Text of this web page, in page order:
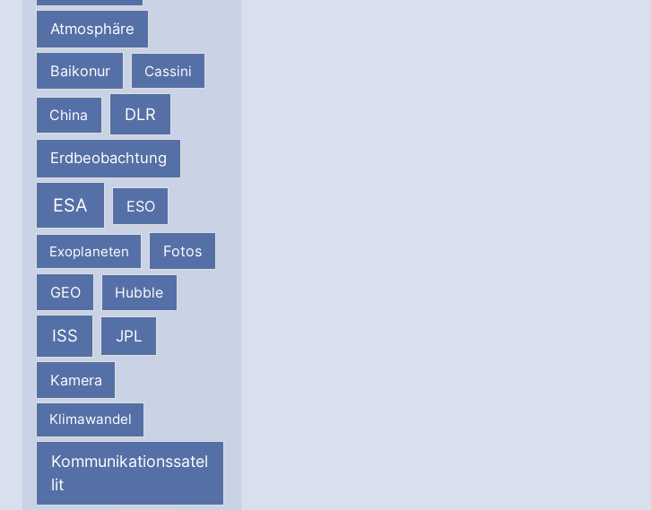
Atmosphäre
Baikonur Cassini
China DLR
Erdbeobachtung
ESA ESO
Exoplaneten Fotos
GEO Hubble
ISS JPL
Kamera
Klimawandel
Kommunikationssatel
lit